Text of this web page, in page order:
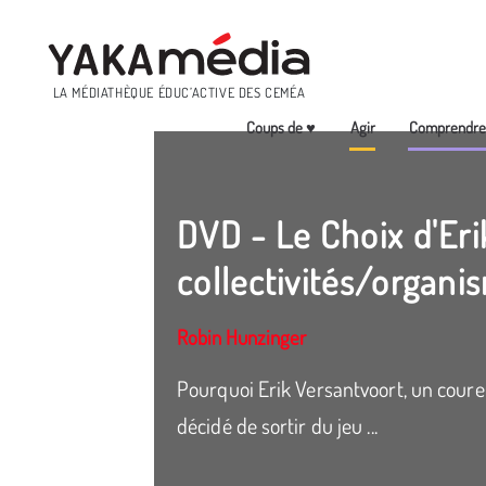
LA MÉDIATHÈQUE ÉDUC’ACTIVE DES CEMÉA
Menu
Coups de ♥ Agir Comprendre
DVD - Le Choix
collectivités/
Robin Hunzinger
Pourquoi Erik Versantvoort, un
décidé de sortir du jeu ...